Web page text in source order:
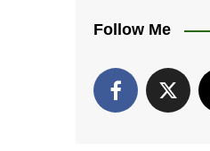
Follow Me